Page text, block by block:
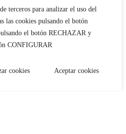
terceros para analizar el uso del
las cookies pulsando el botón
el botón RECHAZAR y
CONFIGURAR
cookies Aceptar cookies